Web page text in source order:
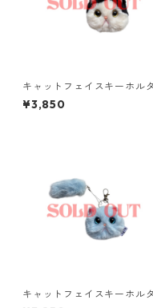
キャットフェイスキーホル
ー
¥3,850
キャットフェイスキーホル